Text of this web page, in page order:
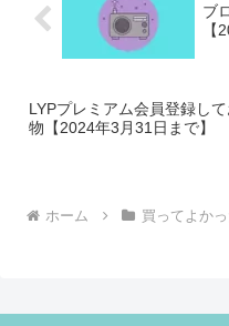
ブ
【
LYPプレミアム会員登録し
物【2024年3月31日まで】
ホーム 買ってよか